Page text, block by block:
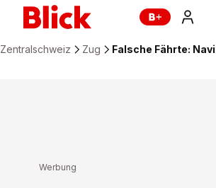
Zentralschweiz Zug Falsche Fährte: